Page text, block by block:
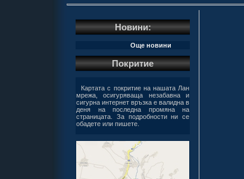
Новини:
Още новини
Покритие
Картата с покритие на нашата Лан
мрежа, осигуряваща незабавна и
сигурна интернет връзка е валидна в
деня на последна промяна на
страницата. За подробности ни се
обадете или пишете.
карта